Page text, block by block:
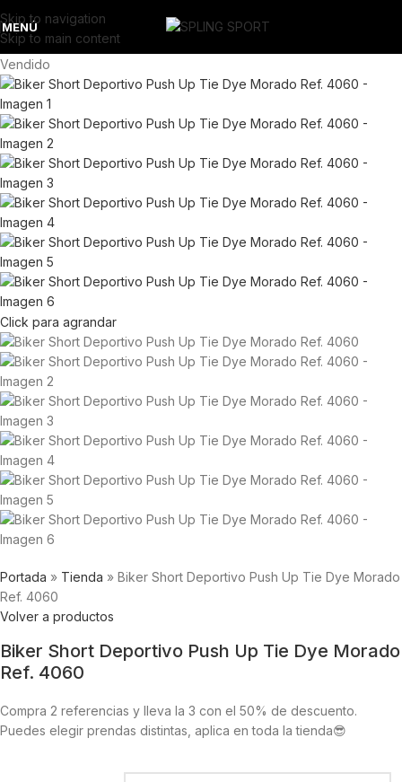
Skip to navigation
Skip to main content
MENÚ
Vendido
Click para agrandar
Portada » Tienda » Biker Short Deportivo Push Up Tie Dye Morado
Ref. 4060
Volver a productos
Biker Short Deportivo Push Up Tie Dye Morado
Ref. 4060
Compra 2 referencias y lleva la 3 con el 50% de descuento.
Puedes elegir prendas distintas, aplica en toda la tienda😎